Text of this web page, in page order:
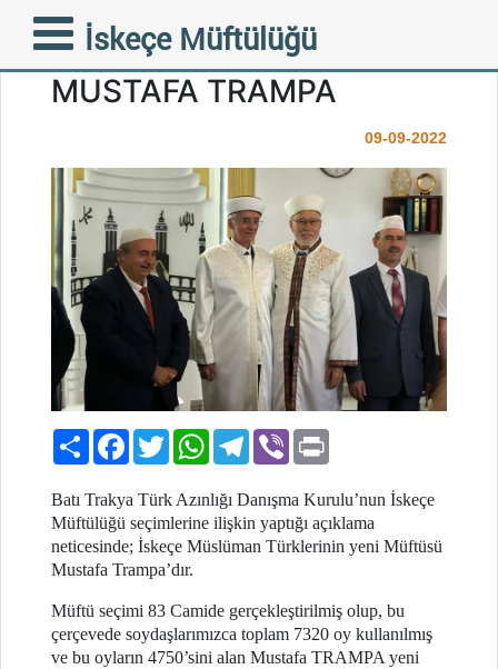
İskeçe Müftülüğü
İSKEÇE İLİ’NİN YENİ
SEÇİLMİŞ MÜFTÜSÜ
MUSTAFA TRAMPA
09-09-2022
PaylaşFacebook
TwitterWhatsAppTelegram
Viber
Batı Trakya Türk Azınlığı Danışma Kurulu’nun İskeçe
Müftülüğü seçimlerine ilişkin yaptığı açıklama
neticesinde; İskeçe Müslüman Türklerinin yeni Müftüsü
Mustafa Trampa’dır.
Müftü seçimi 83 Camide gerçekleştirilmiş olup, bu
çerçevede soydaşlarımızca toplam 7320 oy kullanılmış
ve bu oyların 4750’sini alan Mustafa TRAMPA yeni